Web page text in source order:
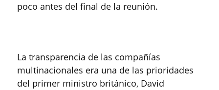
poco antes del final de la reunión.
La transparencia de las compañías
multinacionales era una de las prioridades
del primer ministro británico, David